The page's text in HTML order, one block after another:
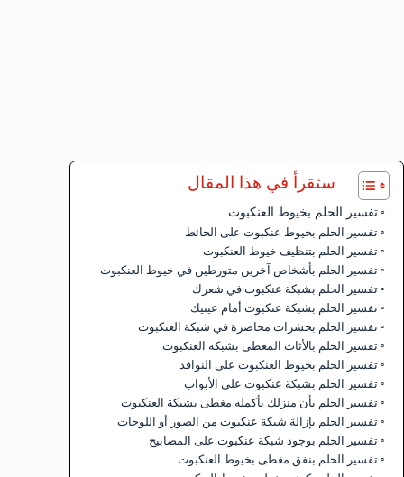
ستقرأ في هذا المقال
تفسير الحلم بخيوط العنكبوت
تفسير الحلم بخيوط عنكبوت على الحائط
تفسير الحلم بتنظيف خيوط العنكبوت
تفسير الحلم بأشخاص آخرين متورطين في خيوط العنكبوت
تفسير الحلم بشبكة عنكبوت في شعرك
تفسير الحلم بشبكة عنكبوت أمام عينيك
تفسير الحلم بحشرات محاصرة في شبكة العنكبوت
تفسير الحلم بالأثاث المغطى بشبكة العنكبوت
تفسير الحلم بخيوط العنكبوت على النوافذ
تفسير الحلم بشبكة عنكبوت على الأبواب
تفسير الحلم بأن منزلك بأكمله مغطى بشبكة العنكبوت
تفسير الحلم بإزالة شبكة عنكبوت من الصور أو اللوحات
تفسير الحلم بوجود شبكة عنكبوت على المصابيح
تفسير الحلم بنفق مغطى بخيوط العنكبوت